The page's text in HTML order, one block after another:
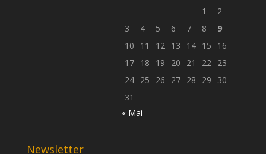
1
2
3
4 5 6 7 8
9
10
11 12 13 14 15
16
17 18 19 20 21 22
23
24 25 26 27 28 29
30
31
« Mai
Newsletter